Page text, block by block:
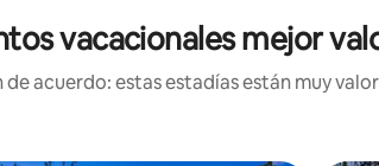
vacacionales mejor
de acuerdo: estas estadías están muy